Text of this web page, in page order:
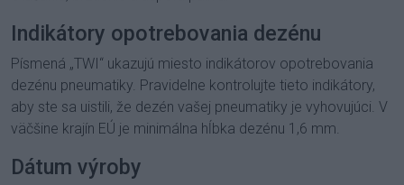
Indikátory opotrebovania dezénu
Písmená „TWI“ ukazujú miesto indikátorov opotrebovania
dezénu pneumatiky. Pravidelne kontrolujte tieto indikátory,
aby ste sa uistili, že dezén vašej pneumatiky je vyhovujúci. V
väčšine krajín EÚ je minimálna hĺbka dezénu 1,6 mm.
Dátum výroby